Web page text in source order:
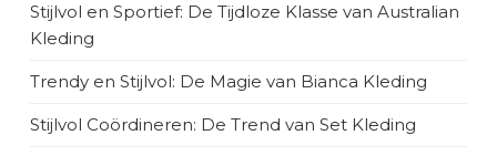
Stijlvol en Sportief: De Tijdloze Klasse van Australian
Kleding
Trendy en Stijlvol: De Magie van Bianca Kleding
Stijlvol Coördineren: De Trend van Set Kleding